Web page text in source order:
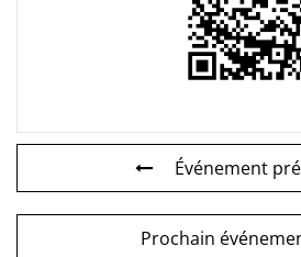
Événement
Prochain